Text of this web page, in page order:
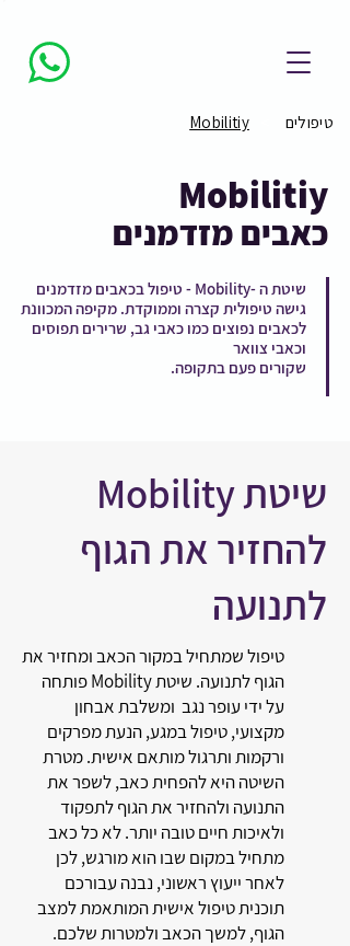
טיפולים Mobilitiy
Mobilitiy
כאבים מזדמנים
שיטת ה -Mobility - טיפול בכאבים מזדמנים
גישה טיפולית קצרה וממוקדת. מקיפה המכוונת
לכאבים נפוצים כמו כאבי גב, שרירים תפוסים
וכאבי צוואר
שקורים פעם בתקופה.
שיטת Mobility
להחזיר את הגוף
לתנועה
טיפול שמתחיל במקור הכאב ומחזיר את
הגוף לתנועה. שיטת Mobility פותחה
על ידי עופר נגב ומשלבת אבחון
מקצועי, טיפול במגע, הנעת מפרקים
ורקמות ותרגול מותאם אישית. מטרת
השיטה היא להפחית כאב, לשפר את
התנועה ולהחזיר את הגוף לתפקוד
ולאיכות חיים טובה יותר. לא כל כאב
מתחיל במקום שבו הוא מורגש, לכן
לאחר ייעוץ ראשוני, נבנה עבורכם
תוכנית טיפול אישית המותאמת למצב
הגוף, למשך הכאב ולמטרות שלכם.